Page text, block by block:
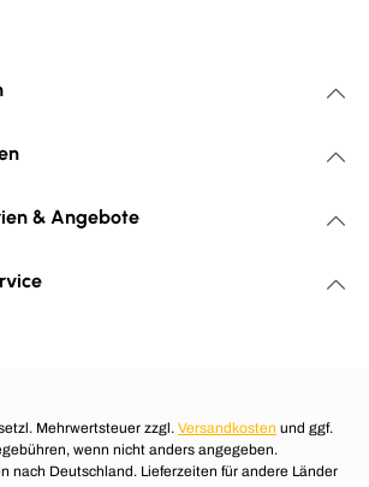
& Angebote
Mehrwertsteuer zzgl. Versandkosten und ggf.
wenn nicht anders angegeben.
nach Deutschland. Lieferzeiten für andere Länder